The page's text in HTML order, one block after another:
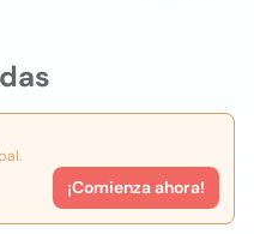
¡Comienza ahora!